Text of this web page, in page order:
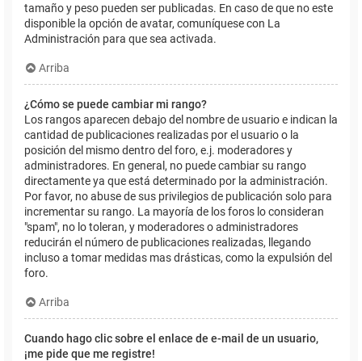
tamaño y peso pueden ser publicadas. En caso de que no este
disponible la opción de avatar, comuníquese con La
Administración para que sea activada.
Arriba
¿Cómo se puede cambiar mi rango?
Los rangos aparecen debajo del nombre de usuario e indican la
cantidad de publicaciones realizadas por el usuario o la
posición del mismo dentro del foro, e.j. moderadores y
administradores. En general, no puede cambiar su rango
directamente ya que está determinado por la administración.
Por favor, no abuse de sus privilegios de publicación solo para
incrementar su rango. La mayoría de los foros lo consideran
"spam", no lo toleran, y moderadores o administradores
reducirán el número de publicaciones realizadas, llegando
incluso a tomar medidas mas drásticas, como la expulsión del
foro.
Arriba
Cuando hago clic sobre el enlace de e-mail de un usuario,
¡me pide que me registre!